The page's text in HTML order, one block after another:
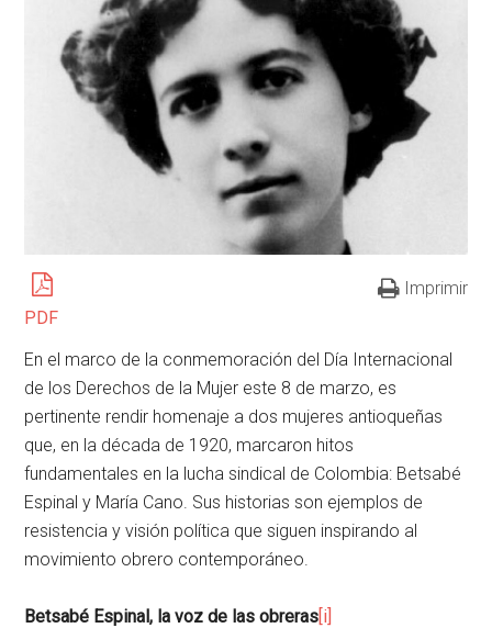
PDF
Imprimir
En el marco de la conmemoración del Día Internacional
de los Derechos de la Mujer este 8 de marzo, es
pertinente rendir homenaje a dos mujeres antioqueñas
que, en la década de 1920, marcaron hitos
fundamentales en la lucha sindical de Colombia: Betsabé
Espinal y María Cano. Sus historias son ejemplos de
resistencia y visión política que siguen inspirando al
movimiento obrero contemporáneo.
Betsabé Espinal, la voz de las obreras[i]